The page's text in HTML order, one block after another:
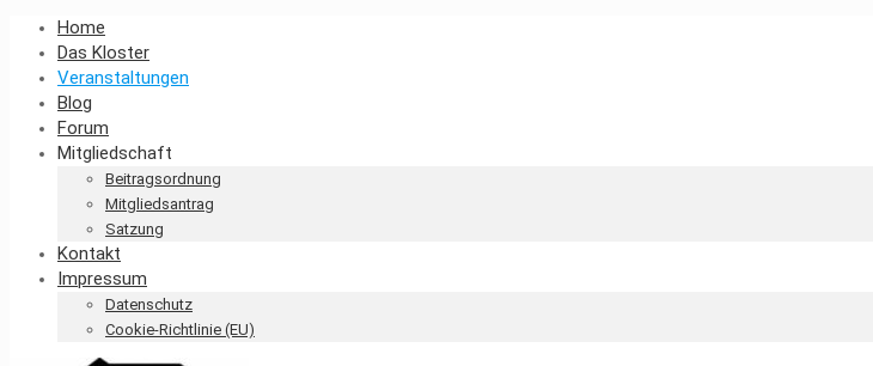
Home
Das Kloster
Veranstaltungen
Blog
Forum
Mitgliedschaft
Beitragsordnung
Mitgliedsantrag
Satzung
Kontakt
Impressum
Datenschutz
Cookie-Richtlinie (EU)